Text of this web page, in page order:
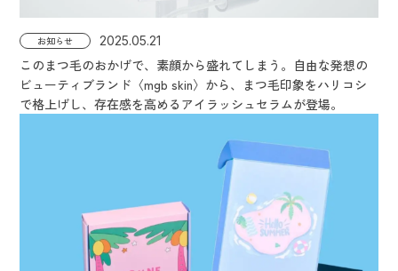
お知らせ 2025.05.21
このまつ毛のおかげで、素顔から盛れてしまう。自由な発想の
ビューティブランド〈mgb skin〉から、まつ毛印象をハリコシ
で格上げし、存在感を高めるアイラッシュセラムが登場。